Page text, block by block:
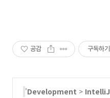
공감 구독하기
'Development > IntelliJ